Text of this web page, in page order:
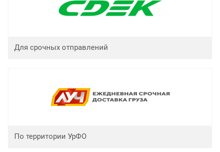
Для срочных отправлений
По территории УрФО